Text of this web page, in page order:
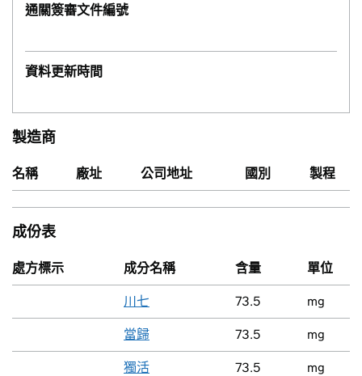
通關簽審文件編號
資料更新時間
製造商
名稱 廠址 公司地址 國別 製程
成份表
處方標示 成分名稱 含量 單位
川七 73.5 mg
當歸 73.5 mg
獨活 73.5 mg